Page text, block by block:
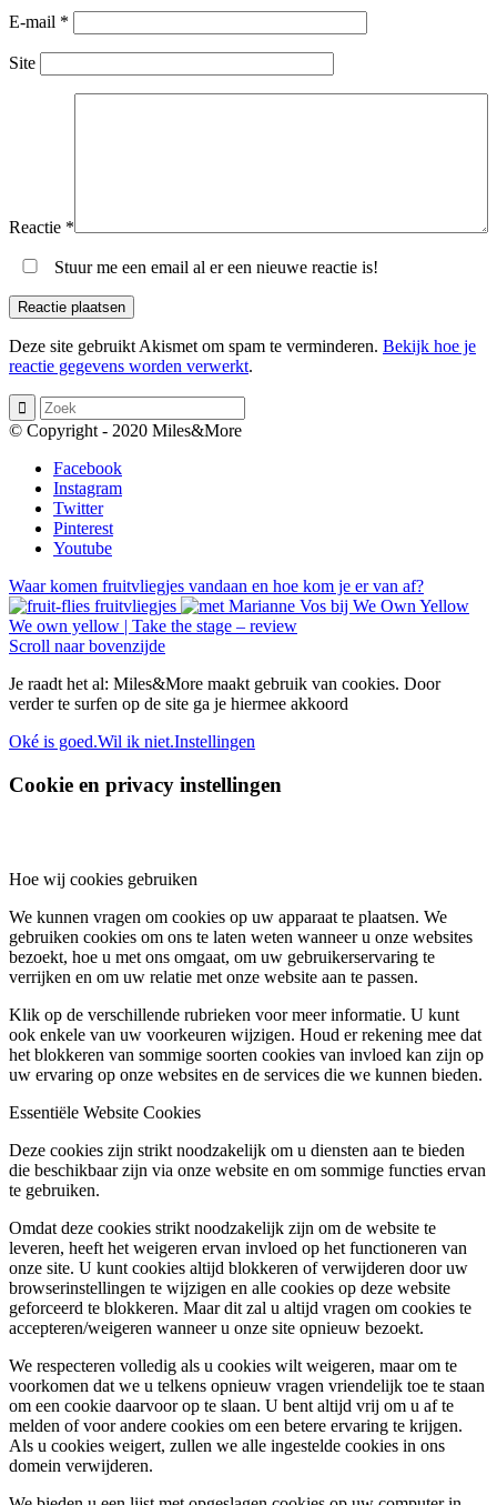
E-mail *
Site
Reactie *
Stuur me een email al er een nieuwe reactie is!
Deze site gebruikt Akismet om spam te verminderen. Bekijk hoe je
reactie gegevens worden verwerkt.
© Copyright - 2020 Miles&More
Facebook
Instagram
Twitter
Pinterest
Youtube
Waar komen fruitvliegjes vandaan en hoe kom je er van af?
We own yellow | Take the stage – review
Scroll naar bovenzijde
Je raadt het al: Miles&More maakt gebruik van cookies. Door
verder te surfen op de site ga je hiermee akkoord
Oké is goed.Wil ik niet.Instellingen
Cookie en privacy instellingen
Hoe wij cookies gebruiken
We kunnen vragen om cookies op uw apparaat te plaatsen. We
gebruiken cookies om ons te laten weten wanneer u onze websites
bezoekt, hoe u met ons omgaat, om uw gebruikerservaring te
verrijken en om uw relatie met onze website aan te passen.
Klik op de verschillende rubrieken voor meer informatie. U kunt
ook enkele van uw voorkeuren wijzigen. Houd er rekening mee dat
het blokkeren van sommige soorten cookies van invloed kan zijn op
uw ervaring op onze websites en de services die we kunnen bieden.
Essentiële Website Cookies
Deze cookies zijn strikt noodzakelijk om u diensten aan te bieden
die beschikbaar zijn via onze website en om sommige functies ervan
te gebruiken.
Omdat deze cookies strikt noodzakelijk zijn om de website te
leveren, heeft het weigeren ervan invloed op het functioneren van
onze site. U kunt cookies altijd blokkeren of verwijderen door uw
browserinstellingen te wijzigen en alle cookies op deze website
geforceerd te blokkeren. Maar dit zal u altijd vragen om cookies te
accepteren/weigeren wanneer u onze site opnieuw bezoekt.
We respecteren volledig als u cookies wilt weigeren, maar om te
voorkomen dat we u telkens opnieuw vragen vriendelijk toe te staan
om een cookie daarvoor op te slaan. U bent altijd vrij om u af te
melden of voor andere cookies om een betere ervaring te krijgen.
Als u cookies weigert, zullen we alle ingestelde cookies in ons
domein verwijderen.